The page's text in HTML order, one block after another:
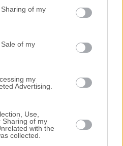
store information including but
behaviour. You may click to
and its third-party tags to
purposes in below Google
of my
of my
my
Advertising.
Use,
Sharing of my
with the
collected.
444.000€
κατοικιών στην